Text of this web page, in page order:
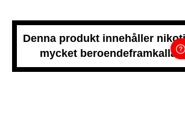
Denna produkt innehåller
mycket